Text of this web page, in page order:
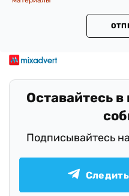
Оставайтесь
Подписывайтесь